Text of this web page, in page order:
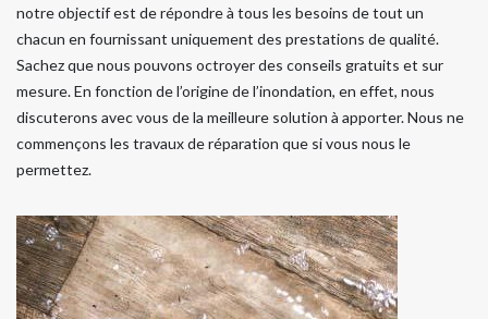
notre objectif est de répondre à tous les besoins de tout un
chacun en fournissant uniquement des prestations de qualité.
Sachez que nous pouvons octroyer des conseils gratuits et sur
mesure. En fonction de l’origine de l’inondation, en effet, nous
discuterons avec vous de la meilleure solution à apporter. Nous ne
commençons les travaux de réparation que si vous nous le
permettez.